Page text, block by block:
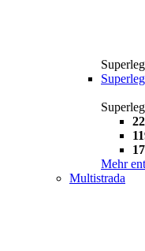
Mehr
Multistrada